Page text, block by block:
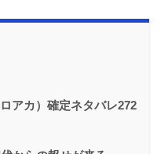
アカ）確定ネタバレ272